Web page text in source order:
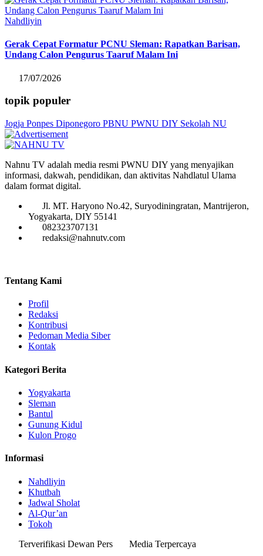
Nahdliyin
Gerak Cepat Formatur PCNU Sleman: Rapatkan Barisan,
Undang Calon Pengurus Taaruf Malam Ini
17/07/2026
topik populer
Jogja Ponpes Diponegoro PBNU PWNU DIY Sekolah NU
Nahnu TV adalah media resmi PWNU DIY yang menyajikan
informasi, dakwah, pendidikan, dan aktivitas Nahdlatul Ulama
dalam format digital.
Jl. MT. Haryono No.42, Suryodiningratan, Mantrijeron,
Yogyakarta, DIY 55141
082323707131
redaksi@nahnutv.com
Tentang Kami
Profil
Redaksi
Kontribusi
Pedoman Media Siber
Kontak
Kategori Berita
Yogyakarta
Sleman
Bantul
Gunung Kidul
Kulon Progo
Informasi
Nahdliyin
Khutbah
Jadwal Sholat
Al-Qur’an
Tokoh
Terverifikasi Dewan Pers
Media Terpercaya